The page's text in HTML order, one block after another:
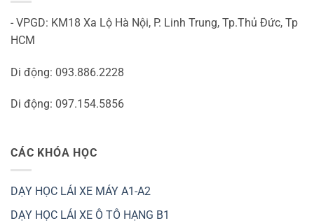
- VPGD: KM18 Xa Lộ Hà Nội, P. Linh Trung, Tp.Thủ Đức, Tp
HCM
Di động: 093.886.2228
Di động: 097.154.5856
CÁC KHÓA HỌC
DẠY HỌC LÁI XE MÁY A1-A2
DẠY HỌC LÁI XE Ô TÔ HẠNG B1